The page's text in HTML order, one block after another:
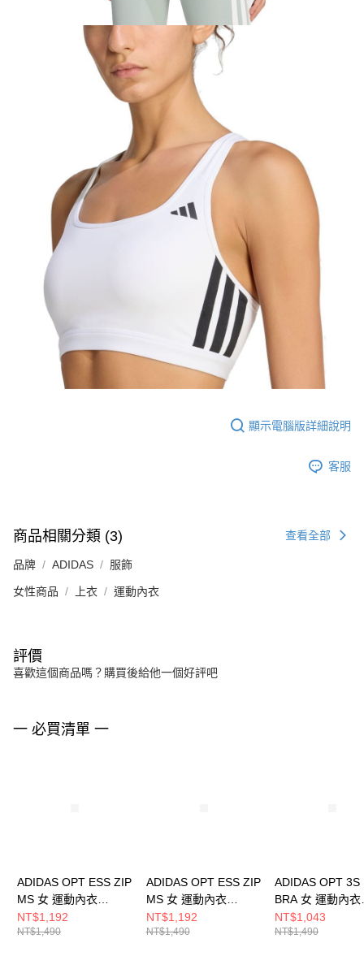
顯示電腦版詳細說明
客服
商品相關分類 (3) 查看全部
品牌 ADIDAS 服飾
女性商品 上衣 運動內衣
評價
喜歡這個商品嗎？購買後給他一個好評吧
一 必買清單 一
ADIDAS OPT ESS ZIP
MS 女 運動內衣
KB4386
NT$1,192
NT$1,490
ADIDAS OPT ESS ZIP
MS 女 運動內衣
KA4746
NT$1,192
NT$1,490
ADIDAS OPT 3S
BRA 女 運動內衣
KA0103
NT$1,043
NT$1,490